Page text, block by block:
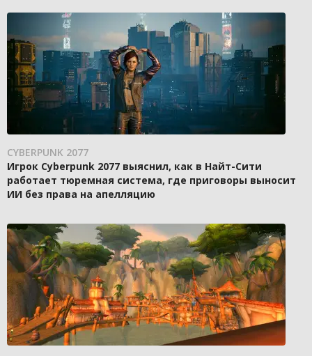
CYBERPUNK 2077
Игрок Cyberpunk 2077 выяснил, как в Найт-Сити
работает тюремная система, где приговоры выносит
ИИ без права на апелляцию